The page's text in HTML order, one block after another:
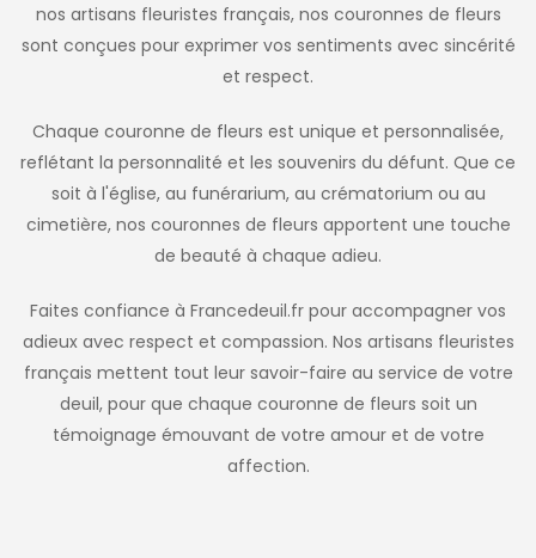
nos artisans fleuristes français, nos couronnes de fleurs
sont conçues pour exprimer vos sentiments avec sincérité
et respect.
Chaque couronne de fleurs est unique et personnalisée,
reflétant la personnalité et les souvenirs du défunt. Que ce
soit à l'église, au funérarium, au crématorium ou au
cimetière, nos couronnes de fleurs apportent une touche
de beauté à chaque adieu.
Faites confiance à Francedeuil.fr pour accompagner vos
adieux avec respect et compassion. Nos artisans fleuristes
français mettent tout leur savoir-faire au service de votre
deuil, pour que chaque couronne de fleurs soit un
témoignage émouvant de votre amour et de votre
affection.